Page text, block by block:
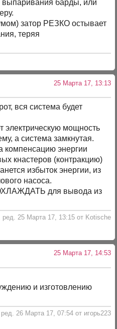
выпаривания барды, или
затор РЕЗКО остывает
теряя
25 Марта 17, 13:13
вся система будет
электрическую мощность
а система замкнутая.
компенсацию энергии
кнастеров (контракцию)
избыток энергии, из
насоса.
для вывода из
ред. 25 Марта 17, 13:15 от Kotische
25 Марта 17, 14:53
и изготовлению
26 Марта 17, 07:54 от игорь223